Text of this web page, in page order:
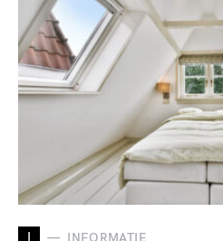
I INFORMATIE